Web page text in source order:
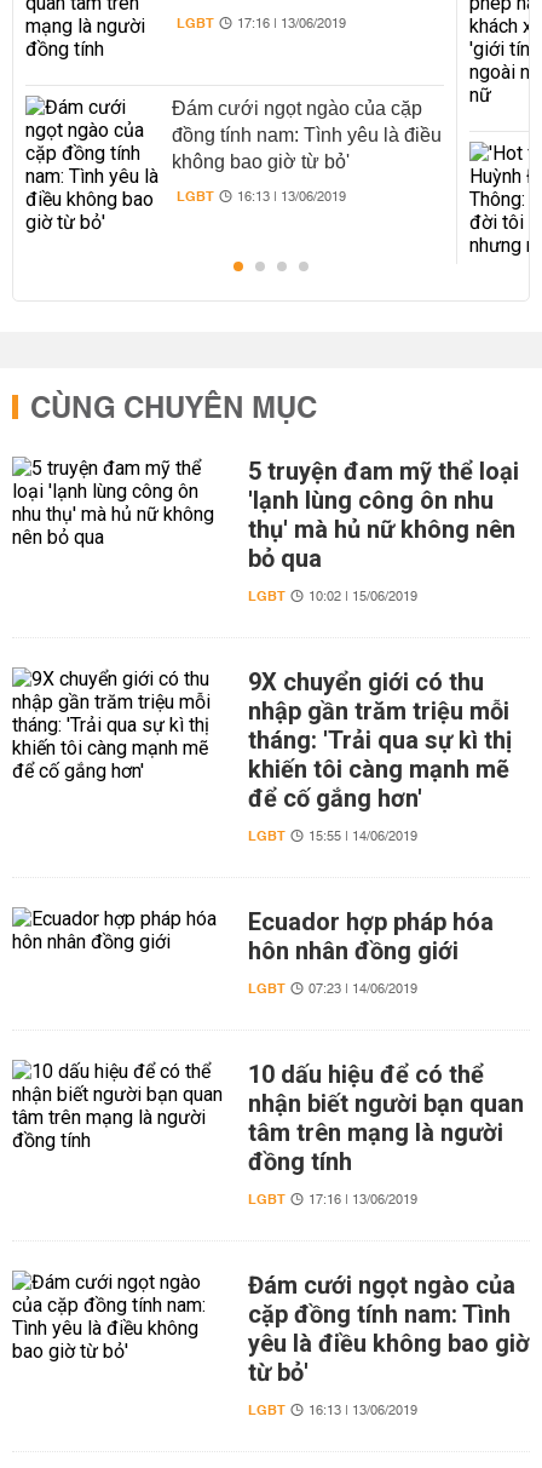
LGBT 17:16 | 13/06/2019
Đám cưới ngọt ngào của cặp
đồng tính nam: Tình yêu là điều
không bao giờ từ bỏ'
LGBT 16:13 | 13/06/2019
CÙNG CHUYÊN MỤC
5 truyện đam mỹ thể loại
'lạnh lùng công ôn nhu
thụ' mà hủ nữ không nên
bỏ qua
LGBT 10:02 | 15/06/2019
9X chuyển giới có thu
nhập gần trăm triệu mỗi
tháng: 'Trải qua sự kì thị
khiến tôi càng mạnh mẽ
để cố gắng hơn'
LGBT 15:55 | 14/06/2019
Ecuador hợp pháp hóa
hôn nhân đồng giới
LGBT 07:23 | 14/06/2019
10 dấu hiệu để có thể
nhận biết người bạn quan
tâm trên mạng là người
đồng tính
LGBT 17:16 | 13/06/2019
Đám cưới ngọt ngào của
cặp đồng tính nam: Tình
yêu là điều không bao giờ
từ bỏ'
LGBT 16:13 | 13/06/2019